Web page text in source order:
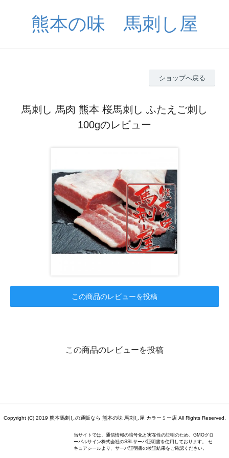
熊本の味 馬刺し屋
ショップへ戻る
馬刺し 馬肉 熊本 桜馬刺し ふたえご刺し
100gのレビュー
この商品のレビューを投稿
この商品のレビューを投稿
Copyright (C) 2019 熊本馬刺しの通販なら 熊本の味 馬刺し屋 カラーミー店 All Rights Reserved.
当サイトでは、通信情報の暗号化と実在性の証明のため、GMOグロ
ーバルサイン株式会社のSSLサーバ証明書を使用しております。 セ
キュアシールより、サーバ証明書の検証結果をご確認ください。